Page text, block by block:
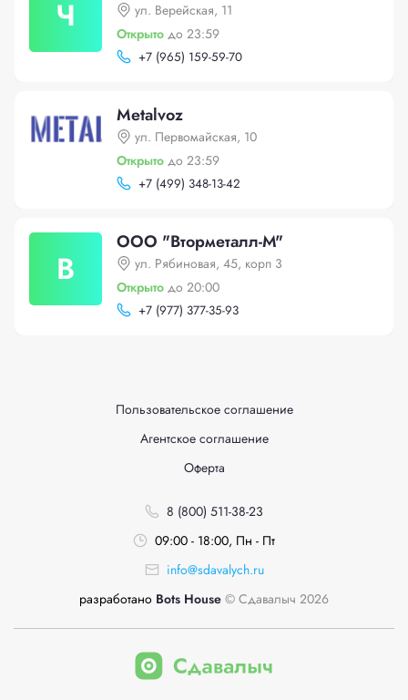
Ч
ул. Верейская, 11
Открыто до 23:59
+7 (965) 159-59-70
Metalvoz
ул. Первомайская, 10
Открыто до 23:59
+7 (499) 348-13-42
В
ООО "Вторметалл-М"
ул. Рябиновая, 45, корп 3
Открыто до 20:00
+7 (977) 377-35-93
Пользовательское соглашение
Агентское соглашение
Оферта
8 (800) 511-38-23
09:00 - 18:00, Пн - Пт
info@sdavalych.ru
разработано Bots House © Сдавалыч 2026